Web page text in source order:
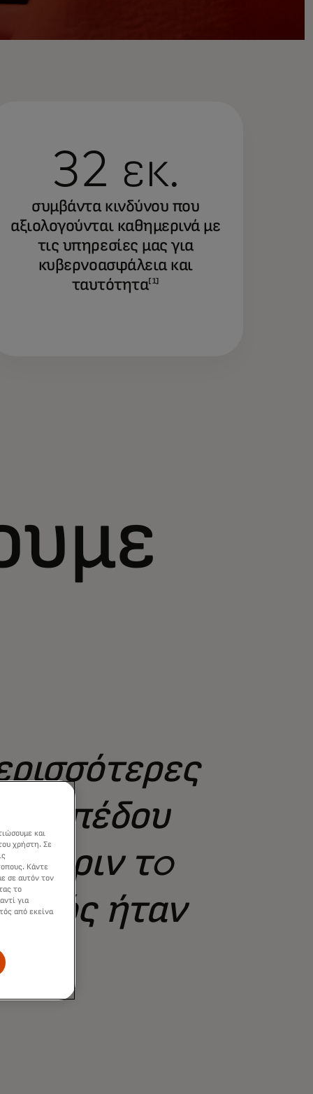
32 εκ.
συμβάντα κινδύνου που
αξιολογούνται καθημερινά με
τις υπηρεσίες μας για
κυβερνοασφάλεια και
ταυτότητα[1]
επιπέδου
Πριν τo
ήταν
και
χρήστη. Σε
Κάντε
σε αυτόν τον
το
για
από εκείνα